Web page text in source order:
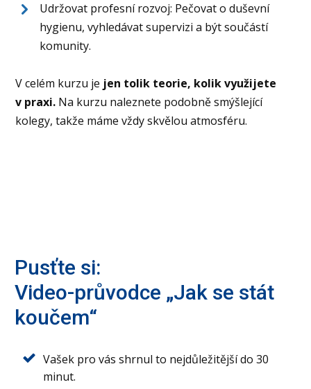
Udržovat profesní rozvoj: Pečovat o duševní
hygienu, vyhledávat supervizi a být součástí
komunity.
V celém kurzu je jen tolik teorie, kolik využijete
v praxi. Na kurzu naleznete podobně smýšlející
kolegy, takže máme vždy skvělou atmosféru.
Pusťte si:
Video-průvodce „Jak se stát
koučem“
Vašek pro vás shrnul to nejdůležitější do 30
minut.